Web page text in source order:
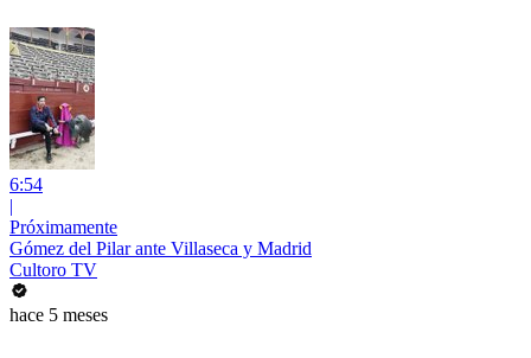
6:54
|
Próximamente
Gómez del Pilar ante Villaseca y Madrid
Cultoro TV
hace 5 meses